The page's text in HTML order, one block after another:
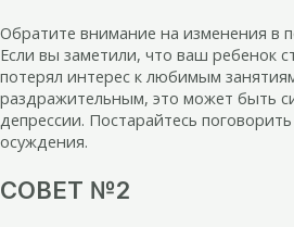
Обратите внимание на изменения в
Если вы заметили, что ваш ребенок
потерял интерес к любимым
раздражительным, это может быть
депрессии. Постарайтесь
осуждения.
СОВЕТ №2